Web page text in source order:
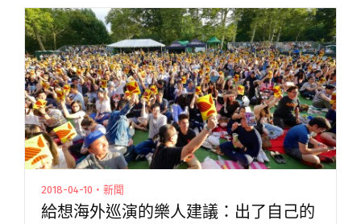
享海外實戰經驗 國國臨時上台「解剖落日飛
車」"
2018-04-10・新聞
給想海外巡演的樂人建議：出了自己的